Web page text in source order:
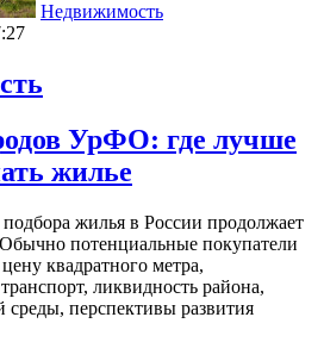
Недвижимость
УрФО: где лучше
жилье
жилья в России продолжает
потенциальные покупатели
квадратного метра,
ликвидность района,
среды, перспективы развития